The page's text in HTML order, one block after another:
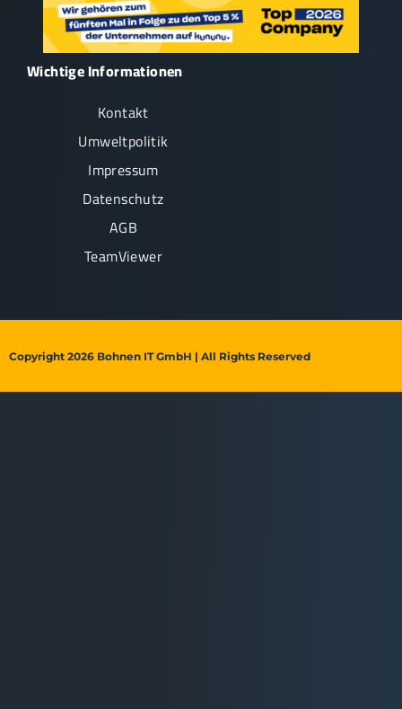
Wichtige Informationen
Kontakt
Umweltpolitik
Impressum
Datenschutz
AGB
TeamViewer
Copyright 2026 Bohnen IT GmbH | All Rights Reserved